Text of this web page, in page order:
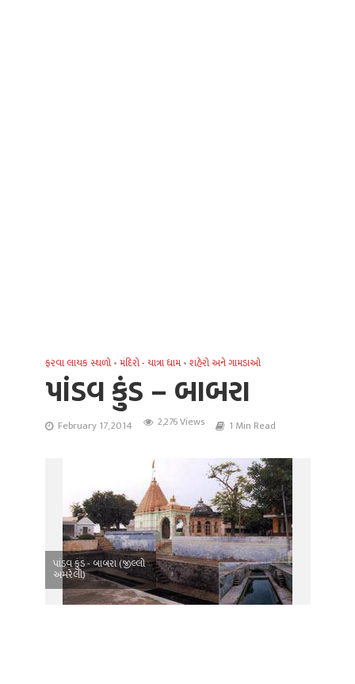
ફરવા લાયક સ્થળો •મંદિરો - યાત્રા ધામ •શહેરો અને ગામડાઓ
પાંડવ કુંડ – બાબરા
February 17, 2014 2,276 Views 1 Min Read
પાંડવ કુંડ - બાબરા (જીલ્લો
અમરેલી)